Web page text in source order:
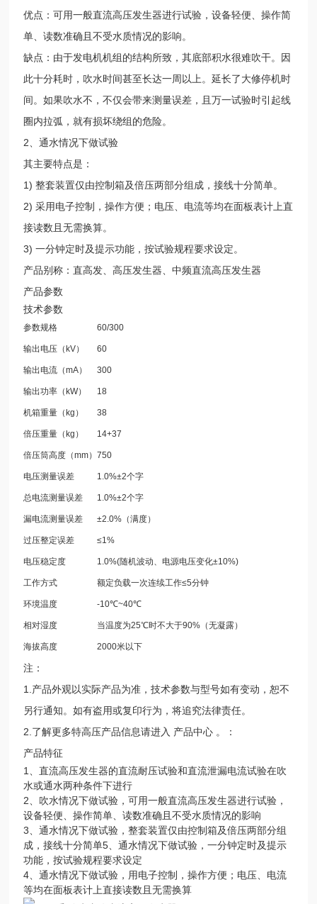
优点：可用一般直流高压发生器进行试验，设备轻便、操作简
单、读数准确且不受水质情况的影响。
缺点：由于发电机机组的结构所致，其底部积水很难吹干。因
此十分耗时，吹水时间甚至长达一周以上。延长了大修停机时
间。如果吹水不，不仅会带来测量误差，且万一试验时引起线
圈内拉弧，就有损坏绕组的危险。
2、通水情况下做试验
其主要特点是：
1) 整套装置仅由控制箱及倍压两部分组成，接线十分简单。
2) 采用电子控制，操作方便；电压、电流等均在面板表计上直
接读数且无需换算。
3) 一分钟定时及提示功能，按试验规程要求设定。
产品别称：直高发、高压发生器、中频直流高压发生器
产品参数
技术参数
参数规格 60/300
输出电压（kV） 60
输出电流（mA） 300
输出功率（kW） 18
机箱重量（kg） 38
倍压重量（kg） 14+37
倍压筒高度（mm）750
电压测量误差 1.0%±2个字
总电流测量误差 1.0%±2个字
漏电流测量误差 ±2.0%（满度）
过压整定误差 ≤1%
电压稳定度 1.0%(随机波动、电源电压变化±10%)
工作方式 额定负载一次连续工作≤5分钟
环境温度 -10℃~40℃
相对湿度 当温度为25℃时不大于90%（无凝露）
海拔高度 2000米以下
注：
1.产品外观以实际产品为准，技术参数与型号如有变动，恕不
另行通知。如有盗用或复印行为，将追究法律责任。
2.了解更多特高压产品信息请进入 产品中心 。：
产品特征
1、直流高压发生器的直流耐压试验和直流泄漏电流试验在吹
水或通水两种条件下进行
2、吹水情况下做试验，可用一般直流高压发生器进行试验，
设备轻便、操作简单、读数准确且不受水质情况的影响
3、通水情况下做试验，整套装置仅由控制箱及倍压两部分组
成，接线十分简单5、通水情况下做试验，一分钟定时及提示
功能，按试验规程要求设定
4、通水情况下做试验，用电子控制，操作方便；电压、电流
等均在面板表计上直接读数且无需换算